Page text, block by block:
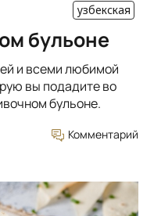
узбекская
бульоне
и всеми любимой
вы подадите во
бульоне.
Комментарий